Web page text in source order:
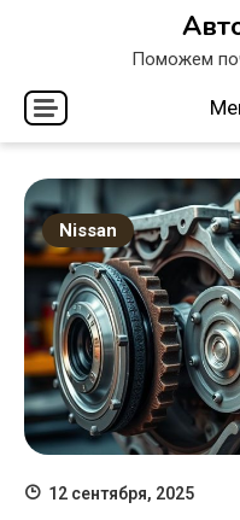
Поможем
Nissan
12 сентября, 2025